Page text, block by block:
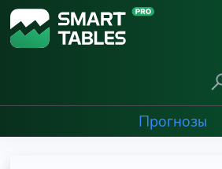
Прогнозы